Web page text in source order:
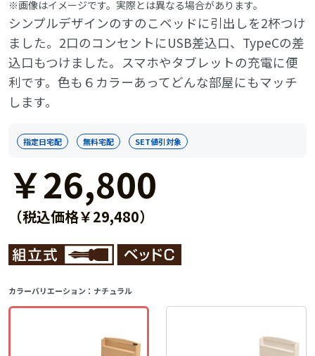
※画像はイメージです。実際とは異なる場合があります。
シンプルデザインのすのこベッドに引出しを2杯つけ
ました。2口のコンセントにUSB差込口、TypeCの差
込口もつけました。スマホやタブレットの充電に便
利です。色も６カラーあってどんな部屋にもマッチ
します。
指定日宅配 無料宅配 SET値引対象
￥26,800
（税込価格￥29,480）
カラーバリエーション： ナチュラル